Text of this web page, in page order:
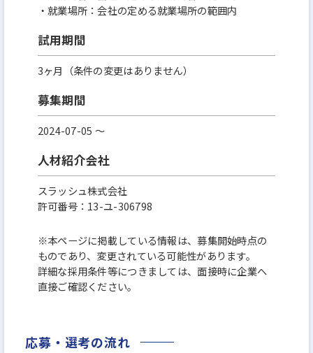
・就業場所：会社の定める就業場所の範囲内
試用期間
3ヶ月（条件の変更はありません）
募集期間
2024-07-05 〜
人材紹介会社
スラッシュ株式会社
許可番号：13-ユ-306798
※本ページに掲載している情報は、募集開始時点の
ものであり、変更されている可能性があります。
詳細な採用条件等につきましては、面接時に企業へ
直接ご確認ください。
応募・選考の流れ